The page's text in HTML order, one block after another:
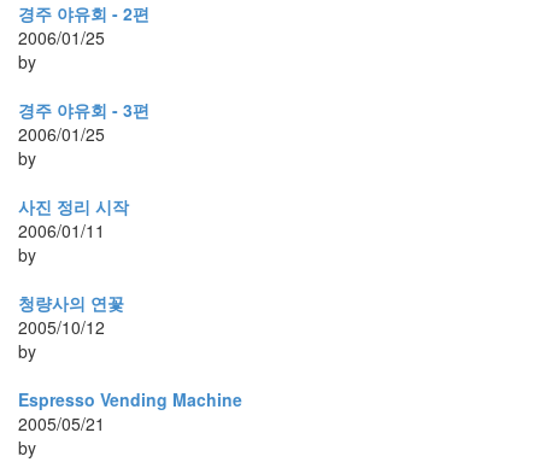
경주 야유회 - 2편
2006/01/25
by
경주 야유회 - 3편
2006/01/25
by
사진 정리 시작
2006/01/11
by
청량사의 연꽃
2005/10/12
by
Espresso Vending Machine
2005/05/21
by